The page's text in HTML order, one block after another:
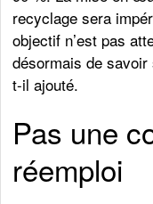
recyclage sera
objectif n’est pas
désormais de savoir
t-il ajouté.
Pas une
réemploi